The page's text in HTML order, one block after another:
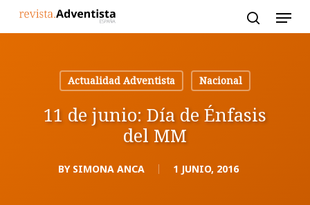
Actualidad Adventista
Nacional
11 de junio: Día de Énfasis
del MM
BY SIMONA ANCA 1 JUNIO, 2016